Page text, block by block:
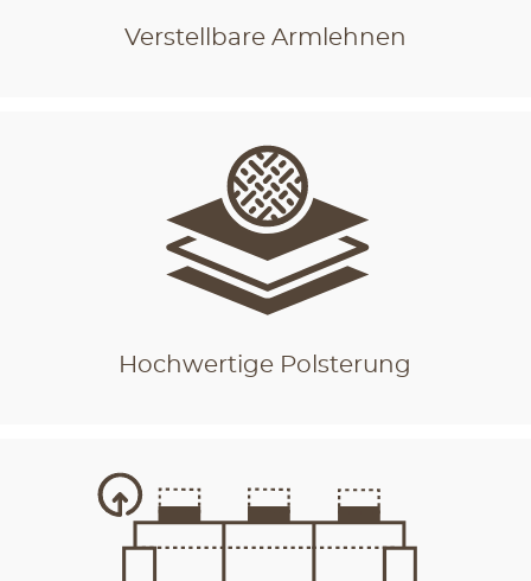
Verstellbare Armlehnen
Hochwertige Polsterung